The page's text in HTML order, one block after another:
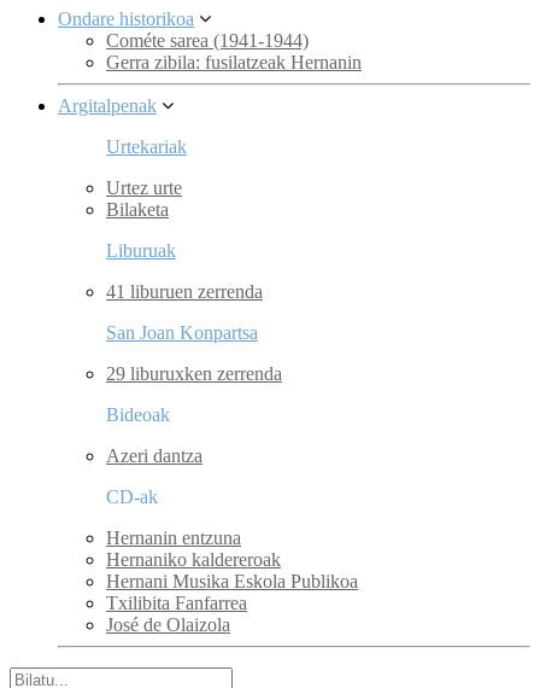
Ondare historikoa
Cométe sarea (1941-1944)
Gerra zibila: fusilatzeak Hernanin
Argitalpenak
Urtekariak
Urtez urte
Bilaketa
Liburuak
41 liburuen zerrenda
San Joan Konpartsa
29 liburuxken zerrenda
Bideoak
Azeri dantza
CD-ak
Hernanin entzuna
Hernaniko kaldereroak
Hernani Musika Eskola Publikoa
Txilibita Fanfarrea
José de Olaizola